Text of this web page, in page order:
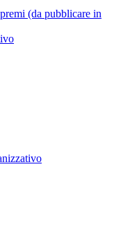
(da pubblicare in